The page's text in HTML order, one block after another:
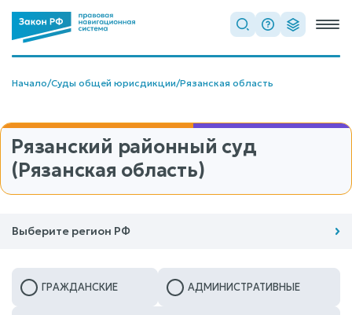
Начало/Суды общей юрисдикции/Рязанская область
Рязанский районный суд
(Рязанская область)
Выберите регион РФ
ГРАЖДАНСКИЕ АДМИНИСТРАТИВНЫЕ